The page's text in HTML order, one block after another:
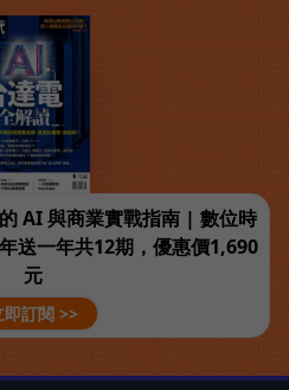
AI 與商業實戰指南 | 數位時
送一年共12期，優惠價1,690
元
即訂閱 >>